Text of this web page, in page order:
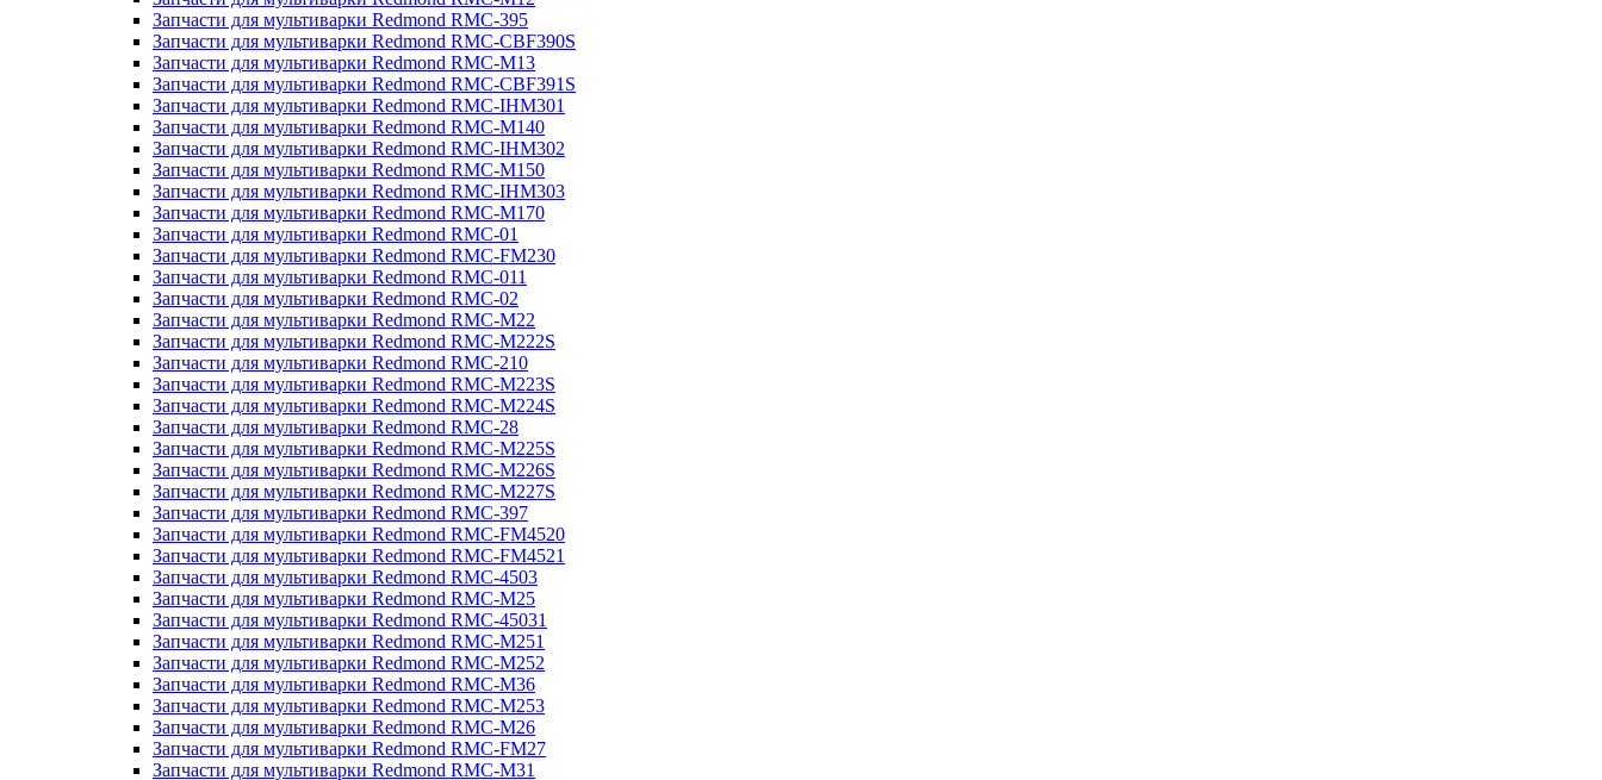
Запчасти для мультиварки Redmond RMC-395
Запчасти для мультиварки Redmond RMC-CBF390S
Запчасти для мультиварки Redmond RMC-M13
Запчасти для мультиварки Redmond RMC-CBF391S
Запчасти для мультиварки Redmond RMC-IHM301
Запчасти для мультиварки Redmond RMC-M140
Запчасти для мультиварки Redmond RMC-IHM302
Запчасти для мультиварки Redmond RMC-M150
Запчасти для мультиварки Redmond RMC-IHM303
Запчасти для мультиварки Redmond RMC-M170
Запчасти для мультиварки Redmond RMC-01
Запчасти для мультиварки Redmond RMC-FM230
Запчасти для мультиварки Redmond RMC-011
Запчасти для мультиварки Redmond RMC-02
Запчасти для мультиварки Redmond RMC-M22
Запчасти для мультиварки Redmond RMC-M222S
Запчасти для мультиварки Redmond RMC-210
Запчасти для мультиварки Redmond RMC-M223S
Запчасти для мультиварки Redmond RMC-M224S
Запчасти для мультиварки Redmond RMC-28
Запчасти для мультиварки Redmond RMC-M225S
Запчасти для мультиварки Redmond RMC-M226S
Запчасти для мультиварки Redmond RMC-M227S
Запчасти для мультиварки Redmond RMC-397
Запчасти для мультиварки Redmond RMC-FM4520
Запчасти для мультиварки Redmond RMC-FM4521
Запчасти для мультиварки Redmond RMC-4503
Запчасти для мультиварки Redmond RMC-M25
Запчасти для мультиварки Redmond RMC-45031
Запчасти для мультиварки Redmond RMC-M251
Запчасти для мультиварки Redmond RMC-M252
Запчасти для мультиварки Redmond RMC-M36
Запчасти для мультиварки Redmond RMC-M253
Запчасти для мультиварки Redmond RMC-M26
Запчасти для мультиварки Redmond RMC-FM27
Запчасти для мультиварки Redmond RMC-M31